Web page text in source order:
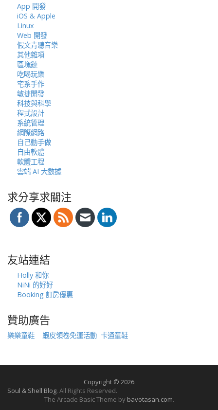
App 開發
iOS & Apple
Linux
Web 開發
假文青聽音樂
其他雜項
區塊鏈
吃喝玩樂
宅系手作
敏捷開發
科技與科學
程式設計
系統管理
網際網路
自己動手做
自由軟體
軟體工程
雲端 AI 大數據
求分享求關注
友站連結
Holly 和你
NiNi 的好好
Booking 訂房優惠
贊助廣告
樂樂童鞋 蝦皮領卷免運活動 卡通童鞋
Copyright © 2026
Soul & Shell Blog. All Rights Reserved.
The Arcade Basic Theme by bavotasan.com.